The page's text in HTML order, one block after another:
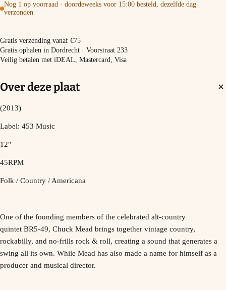
Nog 1 op voorraad · doordeweeks voor 15:00 besteld, dezelfde dag
verzonden
In winkelmand
Gratis verzending vanaf €75
Gratis ophalen in Dordrecht · Voorstraat 233
Veilig betalen met iDEAL, Mastercard, Visa
Over deze plaat
(2013)
Label: 453 Music
12"
45RPM
Folk / Country / Americana
One of the founding members of the celebrated alt-country
quintet BR5-49, Chuck Mead brings together vintage country,
rockabilly, and no-frills rock & roll, creating a sound that generates a
swing all its own. While Mead has also made a name for himself as a
producer and musical director.